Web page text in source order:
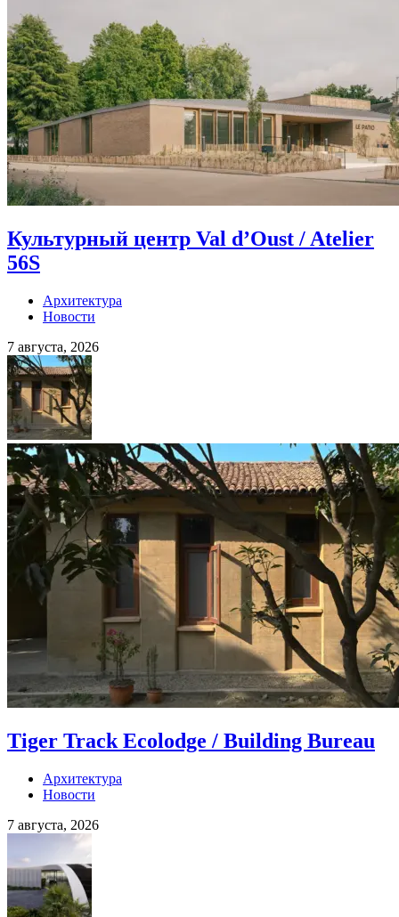
Культурный центр Val d’Oust / Atelier
56S
Архитектура
Новости
7 августа, 2026
Tiger Track Ecolodge / Building Bureau
Архитектура
Новости
7 августа, 2026